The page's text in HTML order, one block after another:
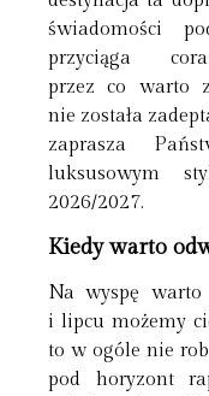
świadomości
przyciąga
przez co warto
nie została
zaprasza
luksusowym
2026/2027.
Kiedy warto
Na wyspę
i lipcu możemy
to w ogóle nie
pod horyzont